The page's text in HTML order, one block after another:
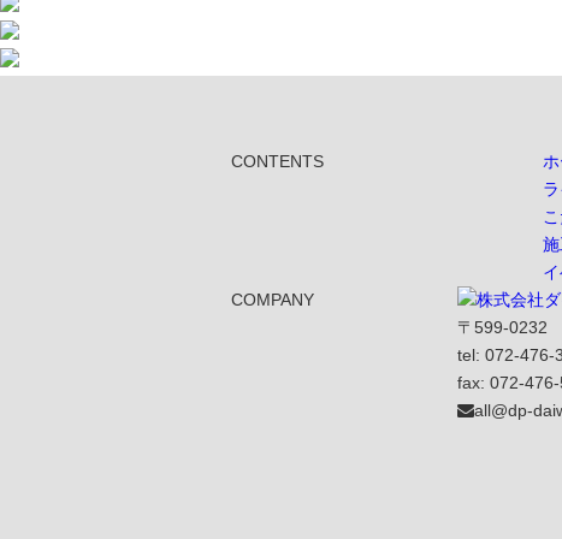
CONTENTS
施
COMPANY
〒599-0232
tel: 072-476-
fax: 072-
all@dp-